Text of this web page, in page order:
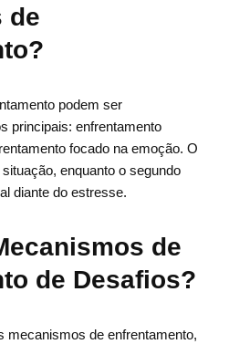
de
podem ser
principais: enfrentamento
focado na emoção. O
enquanto o segundo
diante do estresse.
de
de Desafios?
mecanismos de enfrentamento,